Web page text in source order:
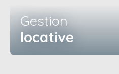
Gestion
locative